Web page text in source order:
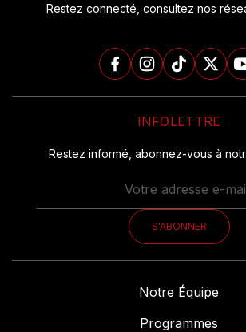
Restez connecté, consultez nos
INFOLETTRE
Restez informé, abonnez-vous à
Notre Équipe
Programmes